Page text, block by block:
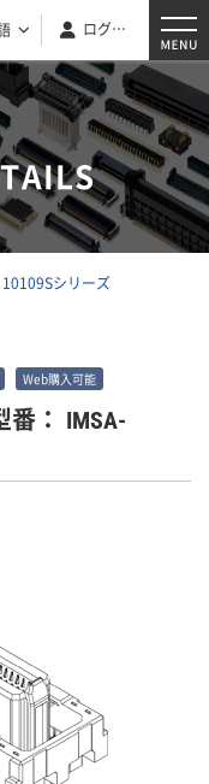
ログイン
10109Sシリーズ
Web購入可能
番： IMSA-